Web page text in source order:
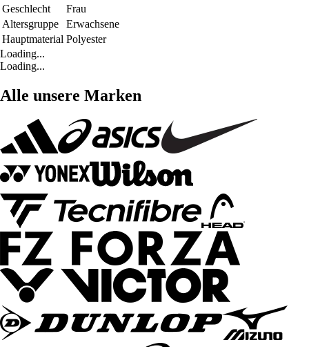
Geschlecht
Frau
Altersgruppe
Erwachsene
Hauptmaterial Polyester
Loading...
Loading...
Alle unsere Marken